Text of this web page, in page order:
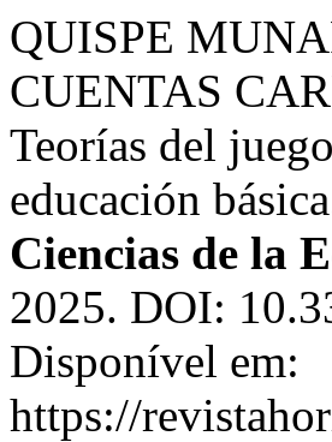
QUISPE
CUENTAS
Teorías del
educación
Ciencias de la
2025. DOI:
Disponível em:
https://